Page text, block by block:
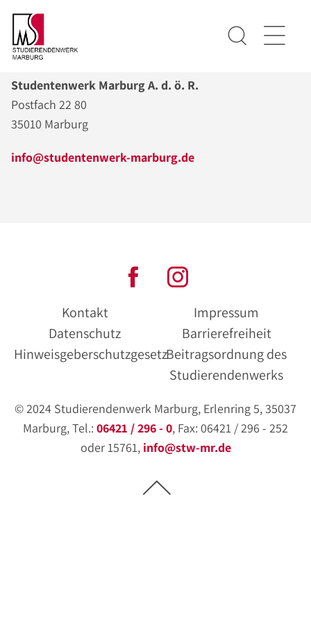
Studentenwerk Marburg A. d. ö. R.
Postfach 22 80
35010 Marburg
info@studentenwerk-marburg.de
Kontakt
Impressum
Datenschutz
Barrierefreiheit
HinweisgeberschutzgesetzBeitragsordnung des
Studierendenwerks
© 2024 Studierendenwerk Marburg, Erlenring 5, 35037
Marburg, Tel.: 06421 / 296 - 0, Fax: 06421 / 296 - 252
oder 15761, info@stw-mr.de